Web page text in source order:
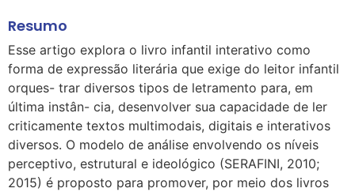
Resumo
Esse artigo explora o livro infantil interativo como
forma de expressão literária que exige do leitor infantil
orques- trar diversos tipos de letramento para, em
última instân- cia, desenvolver sua capacidade de ler
criticamente textos multimodais, digitais e interativos
diversos. O modelo de análise envolvendo os níveis
perceptivo, estrutural e ideológico (SERAFINI, 2010;
2015) é proposto para promover, por meio dos livros